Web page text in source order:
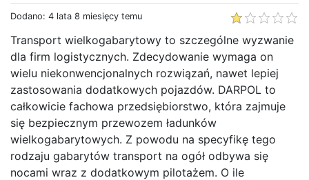
Dodano: 4 lata 8 miesięcy temu
Transport wielkogabarytowy to szczególne wyzwanie
dla firm logistycznych. Zdecydowanie wymaga on
wielu niekonwencjonalnych rozwiązań, nawet lepiej
zastosowania dodatkowych pojazdów. DARPOL to
całkowicie fachowa przedsiębiorstwo, która zajmuje
się bezpiecznym przewozem ładunków
wielkogabarytowych. Z powodu na specyfikę tego
rodzaju gabarytów transport na ogół odbywa się
nocami wraz z dodatkowym pilotażem. O ile